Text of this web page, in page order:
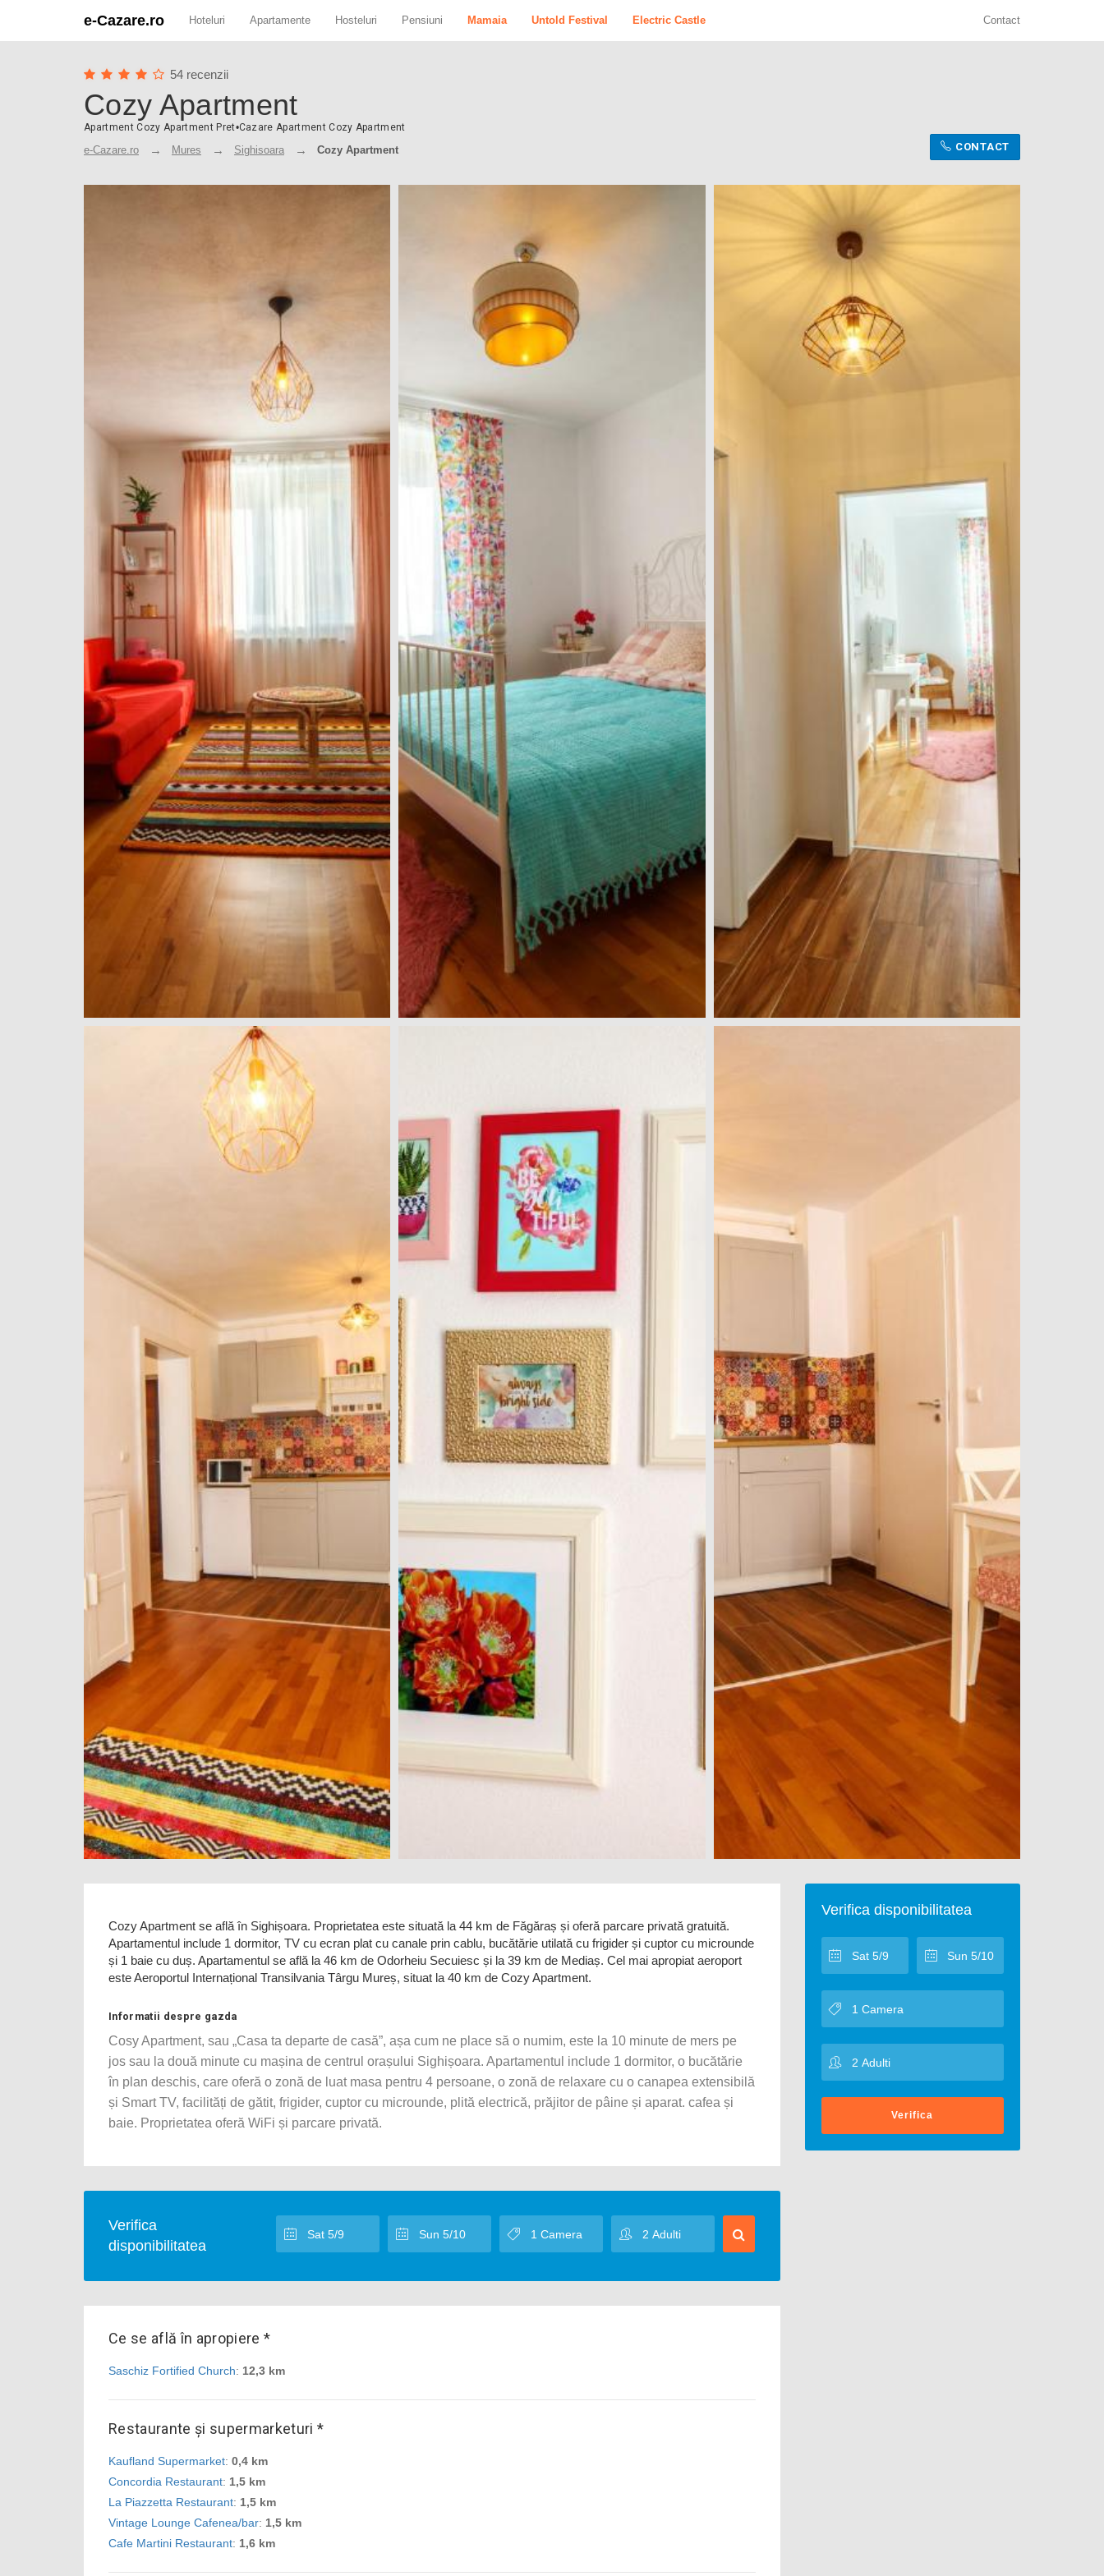
e-Cazare.ro Hoteluri Apartamente Hosteluri Pensiuni Mamaia Untold Festival Electric Castle Contact
54 recenzii
Cozy Apartment
Apartment Cozy Apartment Pret•Cazare Apartment Cozy Apartment
e-Cazare.ro Mures Sighisoara Cozy Apartment CONTACT
Verifica disponibilitatea
Verifica
Cozy Apartment se află în Sighișoara. Proprietatea este situată la 44 km de Făgăraș și oferă parcare privată gratuită.
Apartamentul include 1 dormitor, TV cu ecran plat cu canale prin cablu, bucătărie utilată cu frigider și cuptor cu microunde
și 1 baie cu duș. Apartamentul se află la 46 km de Odorheiu Secuiesc și la 39 km de Mediaș. Cel mai apropiat aeroport
este Aeroportul Internațional Transilvania Târgu Mureș, situat la 40 km de Cozy Apartment.
Informatii despre gazda
Cosy Apartment, sau „Casa ta departe de casă”, așa cum ne place să o numim, este la 10 minute de mers pe
jos sau la două minute cu mașina de centrul orașului Sighișoara. Apartamentul include 1 dormitor, o bucătărie
în plan deschis, care oferă o zonă de luat masa pentru 4 persoane, o zonă de relaxare cu o canapea extensibilă
și Smart TV, facilități de gătit, frigider, cuptor cu microunde, plită electrică, prăjitor de pâine și aparat. cafea și
baie. Proprietatea oferă WiFi și parcare privată.
Verifica
disponibilitatea
Ce se află în apropiere *
Saschiz Fortified Church: 12,3 km
Restaurante și supermarketuri *
Kaufland Supermarket: 0,4 km
Concordia Restaurant: 1,5 km
La Piazzetta Restaurant: 1,5 km
Vintage Lounge Cafenea/bar: 1,5 km
Cafe Martini Restaurant: 1,6 km